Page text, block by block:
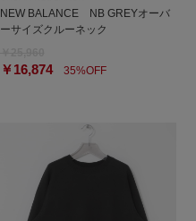
NEW BALANCE NB GREYオーバ
ーサイズクルーネック
￥16,87435%OFF